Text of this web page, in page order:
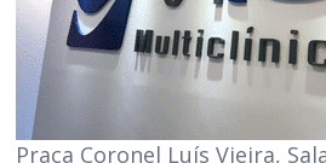
Praça Coronel Luís Vieira,